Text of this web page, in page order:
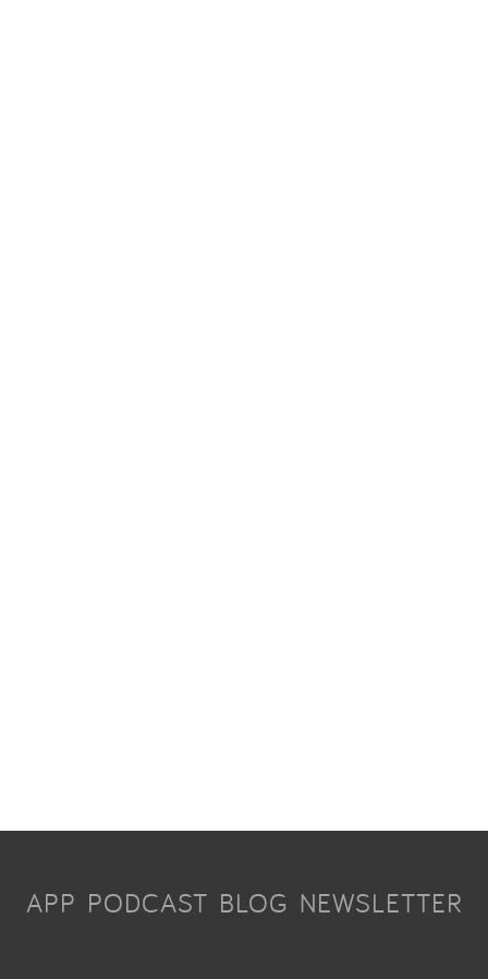
APP PODCAST BLOG NEWSLETTER